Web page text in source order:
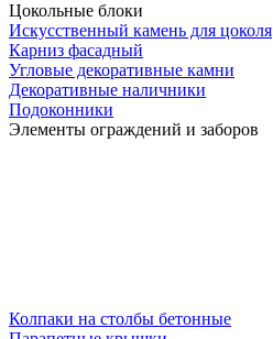
Цокольные блоки
Искусственный камень для цоколя
Карниз фасадный
Угловые декоративные камни
Декоративные наличники
Подоконники
Элементы ограждений и заборов
Колпаки на столбы бетонные